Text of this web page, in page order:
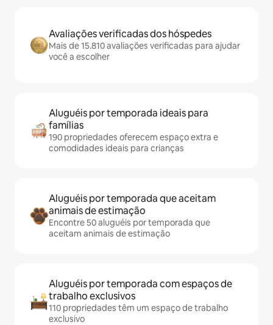
Avaliações verificadas dos hóspedes
Mais de 15.810 avaliações verificadas para ajudar
você a escolher
Aluguéis por temporada ideais para
famílias
190 propriedades oferecem espaço extra e
comodidades ideais para crianças
Aluguéis por temporada que aceitam
animais de estimação
Encontre 50 aluguéis por temporada que
aceitam animais de estimação
Aluguéis por temporada com espaços de
trabalho exclusivos
110 propriedades têm um espaço de trabalho
exclusivo